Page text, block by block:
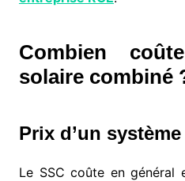
Combien
solaire combiné
Prix d’un
Le SSC coûte en général